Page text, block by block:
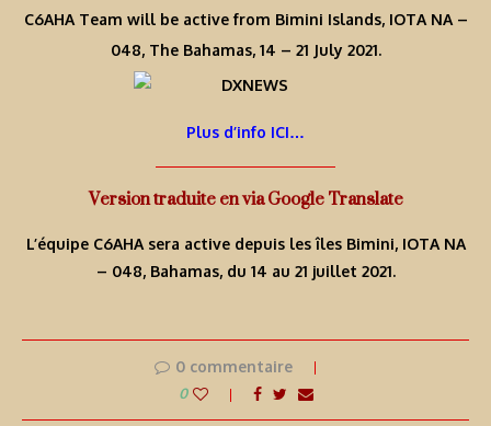
C6AHA Team will be active from Bimini Islands, IOTA NA –
048, The Bahamas, 14 – 21 July 2021.
Plus d’info ICI…
Version traduite en via Google Translate
L’équipe C6AHA sera active depuis les îles Bimini, IOTA NA
– 048, Bahamas, du 14 au 21 juillet 2021.
0 commentaire
0